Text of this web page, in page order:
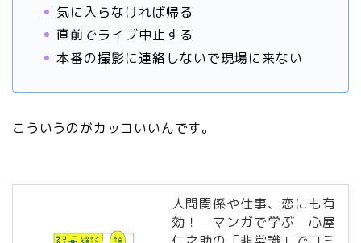
気に入らなければ帰る
直前でライブ中止する
本番の撮影に連絡しないで現場に来ない
こういうのがカッコいいんです。
人間関係や仕事、恋にも有
効！ マンガで学ぶ 心屋